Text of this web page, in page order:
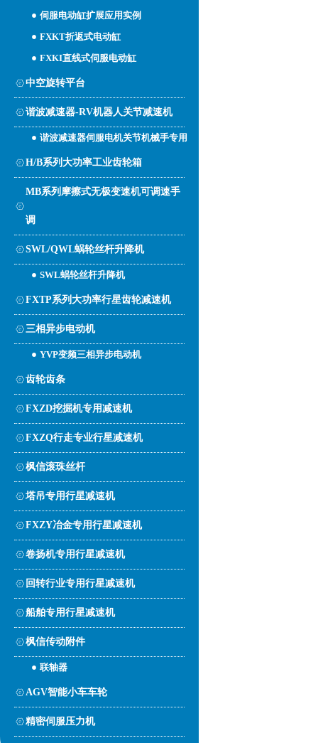
伺服电动缸扩展应用实例
FXKT折返式电动缸
FXKI直线式伺服电动缸
中空旋转平台
谐波减速器-RV机器人关节减速机
谐波减速器伺服电机关节机械手专用
H/B系列大功率工业齿轮箱
MB系列摩擦式无极变速机可调速手
调
SWL/QWL蜗轮丝杆升降机
SWL蜗轮丝杆升降机
FXTP系列大功率行星齿轮减速机
三相异步电动机
YVP变频三相异步电动机
齿轮齿条
FXZD挖掘机专用减速机
FXZQ行走专业行星减速机
枫信滚珠丝杆
塔吊专用行星减速机
FXZY冶金专用行星减速机
卷扬机专用行星减速机
回转行业专用行星减速机
船舶专用行星减速机
枫信传动附件
联轴器
AGV智能小车车轮
精密伺服压力机